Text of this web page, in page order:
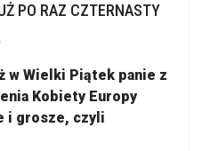
PO RAZ CZTERNASTY
w Wielki Piątek panie z
Kobiety Europy
i grosze, czyli